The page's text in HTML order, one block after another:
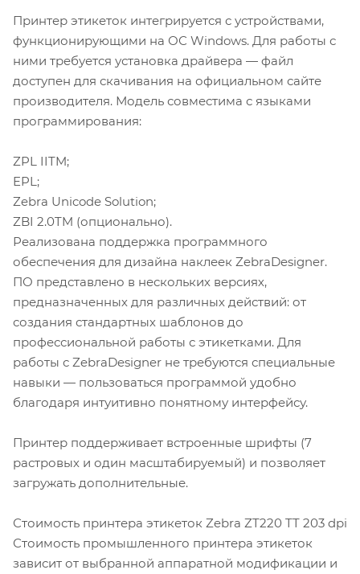
Принтер этикеток интегрируется с устройствами,
функционирующими на ОС Windows. Для работы с
ними требуется установка драйвера — файл
доступен для скачивания на официальном сайте
производителя. Модель совместима с языками
программирования:
ZPL IITM;
EPL;
Zebra Unicode Solution;
ZBI 2.0TM (опционально).
Реализована поддержка программного
обеспечения для дизайна наклеек ZebraDesigner.
ПО представлено в нескольких версиях,
предназначенных для различных действий: от
создания стандартных шаблонов до
профессиональной работы с этикетками. Для
работы с ZebraDesigner не требуются специальные
навыки — пользоваться программой удобно
благодаря интуитивно понятному интерфейсу.
Принтер поддерживает встроенные шрифты (7
растровых и один масштабируемый) и позволяет
загружать дополнительные.
Стоимость принтера этикеток Zebra ZT220 TT 203 dpi
Стоимость промышленного принтера этикеток
зависит от выбранной аппаратной модификации и